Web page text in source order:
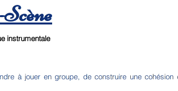
instrumentale
à jouer en groupe, de construire une cohésion